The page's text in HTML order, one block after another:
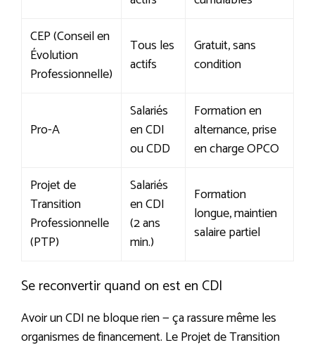
CEP (Conseil en
Évolution
Professionnelle)
Tous les
actifs
Gratuit, sans
condition
Pro-A
Salariés
en CDI
ou CDD
Formation en
alternance, prise
en charge OPCO
Projet de
Transition
Professionnelle
(PTP)
Salariés
en CDI
(2 ans
min.)
Formation
longue, maintien
salaire partiel
Se reconvertir quand on est en CDI
Avoir un CDI ne bloque rien — ça rassure même les
organismes de financement. Le Projet de Transition